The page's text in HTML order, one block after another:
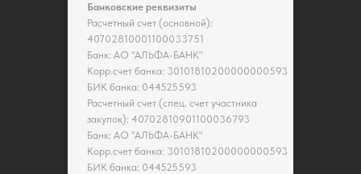
Банковские реквизиты
Расчетный счет (основной):
40702810001100033751
Банк: АО "АЛЬФА-БАНК"
Корр.счет банка: 30101810200000000593
БИК банка: 044525593
Расчетный счет (спец. счет участника
закупок): 40702810901100036793
Банк: АО "АЛЬФА-БАНК"
Корр.счет банка: 30101810200000000593
БИК банка: 044525593